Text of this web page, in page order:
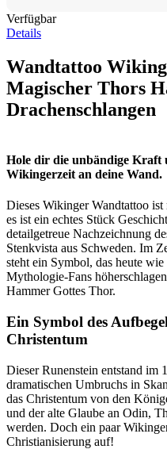
Verfügbar
Details
Wandtattoo
Magischer Thors
Drachenschlangen
Hole dir die unbändige Kraft
Wikingerzeit an deine Wand.
Dieses Wikinger Wandtattoo
es ist ein echtes Stück
detailgetreue Nachzeichnung
Stenkvista aus Schweden. Im
steht ein Symbol, das heute
Mythologie-Fans
Hammer Gottes Thor.
Ein Symbol des
Christentum
Dieser Runenstein entstand im
dramatischen Umbruchs in
das Christentum von den
und der alte Glaube an Odin,
werden. Doch ein paar
Christianisierung auf!